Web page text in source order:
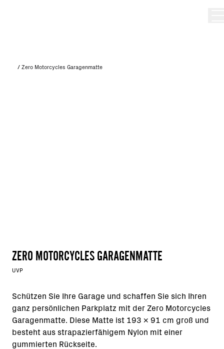
/ Zero Motorcycles Garagenmatte
ZERO MOTORCYCLES GARAGENMATTE
UVP
Schützen Sie Ihre Garage und schaffen Sie sich Ihren
ganz persönlichen Parkplatz mit der Zero Motorcycles
Garagenmatte. Diese Matte ist 193 x 91 cm groß und
besteht aus strapazierfähigem Nylon mit einer
gummierten Rückseite.